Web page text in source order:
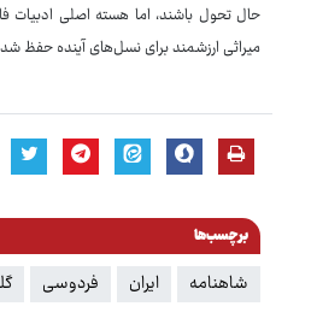
حال تحول باشند، اما هسته اصلی ادبیات
میراثی ارزشمند برای نسل‌های آینده حفظ
برچسب‌ها
شاهنامه ایران فردوسی